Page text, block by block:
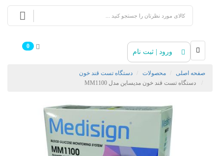
0
ورود | ثبت نام
صفحه اصلی محصولات
دستگاه تست قند خون
دستگاه تست قند خون مدیساین مدل MM1100